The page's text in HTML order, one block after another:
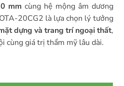
mm cùng hệ mộng âm dương
20CG2 là lựa chọn lý tưởng
dựng và trang trí ngoại thất,
cùng giá trị thẩm mỹ lâu dài.